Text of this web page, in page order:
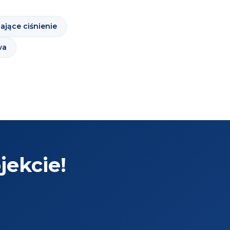
ciśnienie